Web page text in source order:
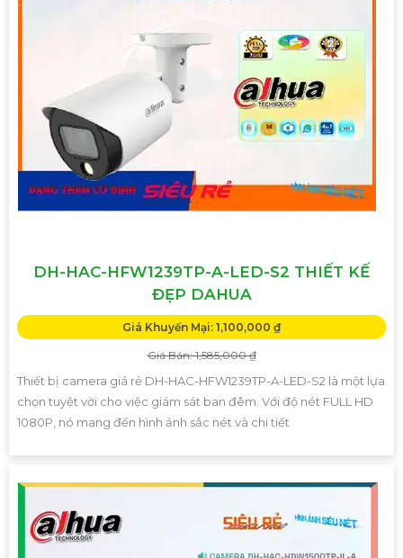
DH-HAC-HFW1239TP-A-LED-S2 THIẾT KẾ
ĐẸP DAHUA
Giá Khuyến Mại: 1,100,000 ₫
Giá Bán: 1,585,000 ₫
Thiết bị camera giá rẻ DH-HAC-HFW1239TP-A-LED-S2 là một lựa
chọn tuyệt vời cho việc giám sát ban đêm. Với độ nét FULL HD
1080P, nó mang đến hình ảnh sắc nét và chi tiết